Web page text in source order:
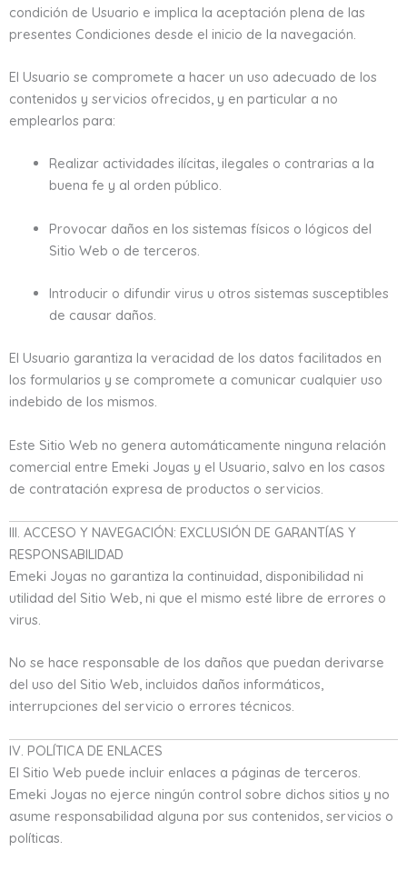
condición de Usuario e implica la aceptación plena de las
presentes Condiciones desde el inicio de la navegación.
El Usuario se compromete a hacer un uso adecuado de los
contenidos y servicios ofrecidos, y en particular a no
emplearlos para:
Realizar actividades ilícitas, ilegales o contrarias a la
buena fe y al orden público.
Provocar daños en los sistemas físicos o lógicos del
Sitio Web o de terceros.
Introducir o difundir virus u otros sistemas susceptibles
de causar daños.
El Usuario garantiza la veracidad de los datos facilitados en
los formularios y se compromete a comunicar cualquier uso
indebido de los mismos.
Este Sitio Web no genera automáticamente ninguna relación
comercial entre Emeki Joyas y el Usuario, salvo en los casos
de contratación expresa de productos o servicios.
III. ACCESO Y NAVEGACIÓN: EXCLUSIÓN DE GARANTÍAS Y
RESPONSABILIDAD
Emeki Joyas no garantiza la continuidad, disponibilidad ni
utilidad del Sitio Web, ni que el mismo esté libre de errores o
virus.
No se hace responsable de los daños que puedan derivarse
del uso del Sitio Web, incluidos daños informáticos,
interrupciones del servicio o errores técnicos.
IV. POLÍTICA DE ENLACES
El Sitio Web puede incluir enlaces a páginas de terceros.
Emeki Joyas no ejerce ningún control sobre dichos sitios y no
asume responsabilidad alguna por sus contenidos, servicios o
políticas.